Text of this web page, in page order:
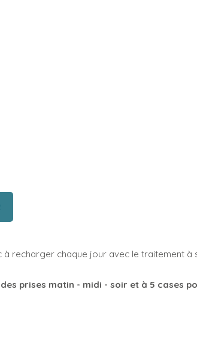
recharger chaque jour avec le traitement à
prises matin - midi - soir et à 5 cases